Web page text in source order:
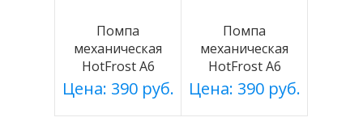
Помпа
механическая
HotFrost A6
(блистер)
Цена: 390 руб.
Помпа
механическая
HotFrost А6
Цена: 390 руб.